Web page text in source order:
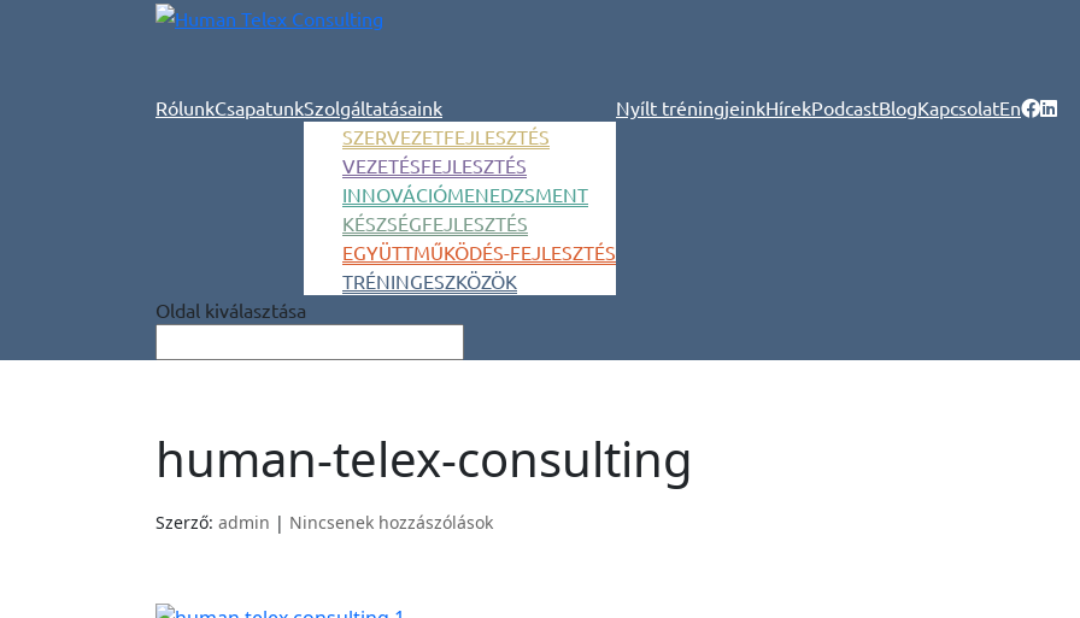
RólunkCsapatunkSzolgáltatásaink
SZERVEZETFEJLESZTÉS
VEZETÉSFEJLESZTÉS
INNOVÁCIÓMENEDZSMENT
KÉSZSÉGFEJLESZTÉS
EGYÜTTMŰKÖDÉS-FEJLESZTÉS
TRÉNINGESZKÖZÖK
Nyílt tréningjeinkHírekPodcastBlogKapcsolatEn
Oldal kiválasztása
human-telex-consulting
Szerző: admin | Nincsenek hozzászólások